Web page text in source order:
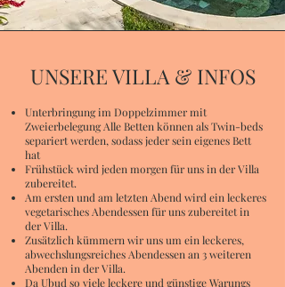
UNSERE VILLA & INFOS
Unterbringung im Doppelzimmer mit
Zweierbelegung Alle Betten können als Twin-beds
separiert werden, sodass jeder sein eigenes Bett
hat
Frühstück wird jeden morgen für uns in der Villa
zubereitet.
Am ersten und am letzten Abend wird ein leckeres
vegetarisches Abendessen für uns zubereitet in
der Villa.
Zusätzlich kümmern wir uns um ein leckeres,
abwechslungsreiches Abendessen an 3 weiteren
Abenden in der Villa.
Da Ubud so viele leckere und günstige Warungs